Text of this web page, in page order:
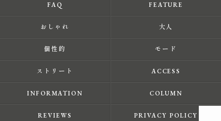
FAQ FEATURE
おしゃれ 大人
個性的 モード
ストリート ACCESS
INFORMATION COLUMN
REVIEWS PRIVACY POLICY